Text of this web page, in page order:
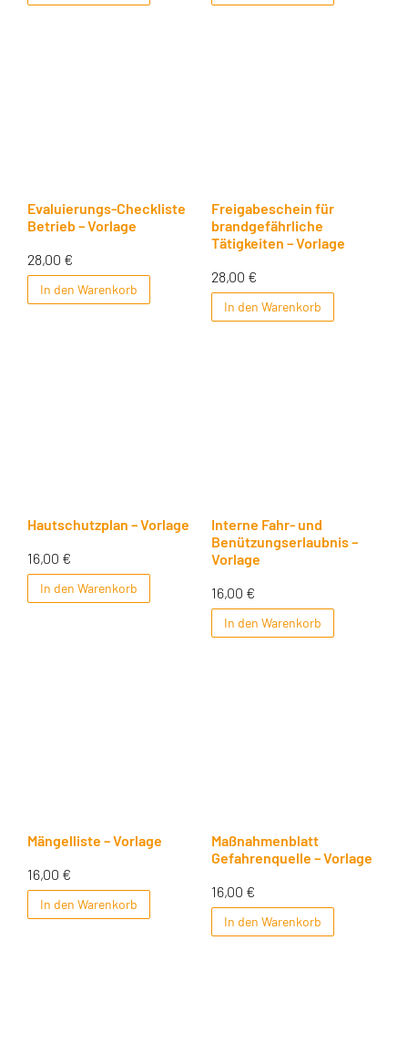
Evaluierungs-Checkliste
Betrieb – Vorlage
28,00 €
In den Warenkorb
Freigabeschein für
brandgefährliche
Tätigkeiten – Vorlage
28,00 €
In den Warenkorb
Hautschutzplan – Vorlage
16,00 €
In den Warenkorb
Interne Fahr- und
Benützungserlaubnis –
Vorlage
16,00 €
In den Warenkorb
Mängelliste – Vorlage
16,00 €
In den Warenkorb
Maßnahmenblatt
Gefahrenquelle – Vorlage
16,00 €
In den Warenkorb